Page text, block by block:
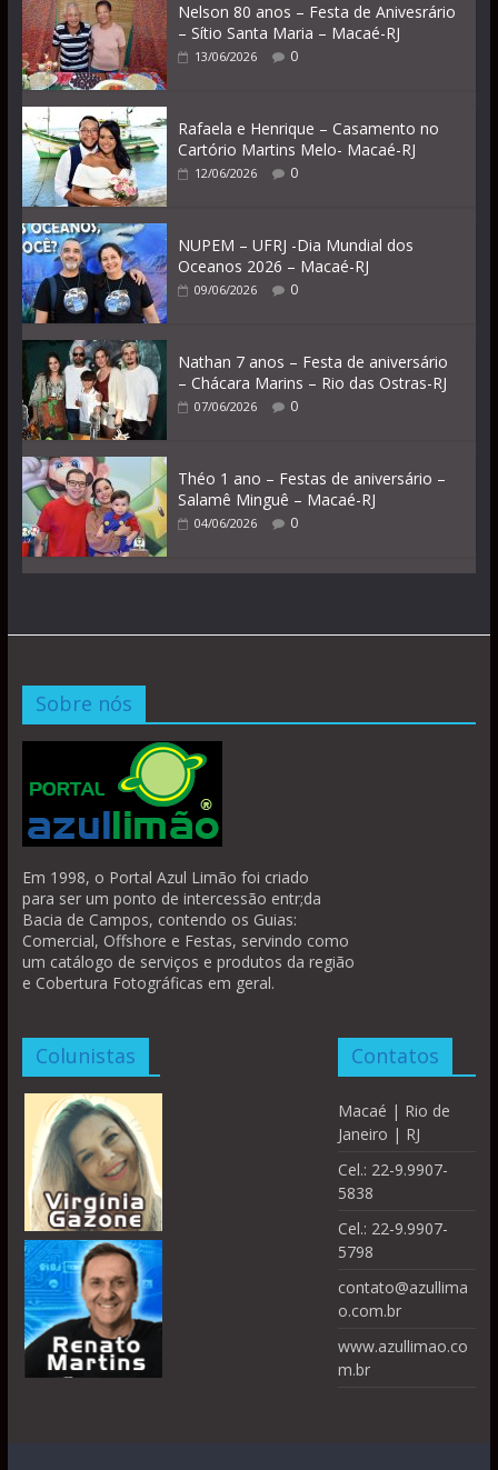
Nelson 80 anos – Festa de Anivesrário
– Sítio Santa Maria – Macaé-RJ
13/06/2026 0
Rafaela e Henrique – Casamento no
Cartório Martins Melo- Macaé-RJ
12/06/2026 0
NUPEM – UFRJ -Dia Mundial dos
Oceanos 2026 – Macaé-RJ
09/06/2026 0
Nathan 7 anos – Festa de aniversário
– Chácara Marins – Rio das Ostras-RJ
07/06/2026 0
Théo 1 ano – Festas de aniversário –
Salamê Minguê – Macaé-RJ
04/06/2026 0
Sobre nós
Em 1998, o Portal Azul Limão foi criado
para ser um ponto de intercessão entr;da
Bacia de Campos, contendo os Guias:
Comercial, Offshore e Festas, servindo como
um catálogo de serviços e produtos da região
e Cobertura Fotográficas em geral.
Colunistas Contatos
Macaé | Rio de
Janeiro | RJ
Cel.: 22-9.9907-
5838
Cel.: 22-9.9907-
5798
contato@azullima
o.com.br
www.azullimao.co
m.br